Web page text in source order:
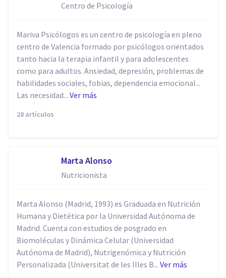
Centro de Psicología
Mariva Psicólogos es un centro de psicología en pleno
centro de Valencia formado por psicólogos orientados
tanto hacia la terapia infantil y para adolescentes
como para adultos. Ansiedad, depresión, problemas de
habilidades sociales, fobias, dependencia emocional...
Las necesidad... Ver más
28 artículos
Marta Alonso
Nutricionista
Marta Alonso (Madrid, 1993) es Graduada en Nutrición
Humana y Dietética por la Universidad Autónoma de
Madrid. Cuenta con estudios de posgrado en
Biomoléculas y Dinámica Celular (Universidad
Autónoma de Madrid), Nutrigenómica y Nutrición
Personalizada (Universitat de les Illes B... Ver más